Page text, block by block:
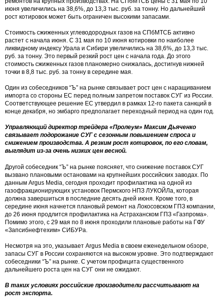
июня увеличились на 38,6%, до 13,3 тыс. руб. за тонну. Но дальнейший
рост котировок может быть ограничен высокими запасами.
Стоимость сжиженных углеводородных газов на СПбМТСБ активно
растет с начала июня. С 31 мая по 10 июня котировки по наиболее
ликвидному индексу Урала и Сибири увеличились на 38,6%, до 13,3 тыс.
руб. за тонну. Это первый резкий рост цен с начала года. До этого
стоимость сжиженных газов планомерно снижалась, достигнув нижней
точки в 8,8 тыс. руб. за тонну в середине мая.
Один из собеседников “Ъ” на рынке связывает рост цен с наращиванием
импорта со стороны ЕС перед полным запретом поставок СУГ из России.
Соответствующее решение ЕС утвердил в рамках 12-го пакета санкций в
конце декабря, но эмбарго предполагает переходный период на один год.
Управляющий директор трейдера «Пролеум» Максим Дьяченко
связывает подорожание СУГ с сезонным повышением спроса и
снижением производства. А резким рост котировок, по его словам,
выглядит из-за очень низких цен весной.
Другой собеседник “Ъ” на рынке поясняет, что снижение поставок СУГ
вызвано плановыми остановами на крупнейших российских заводах. По
данным Argus Media, сегодня проходит профилактика на одной из
газофракционирующих установок Пермского НПЗ ЛУКОЙЛа, которая
должна завершиться в последние десять дней июня. Кроме того, в
середине июня начнется плановый ремонт на Локосовском ГПЗ компании,
до 26 июня продлится профилактика на Астраханском ГПЗ «Газпрома».
Помимо этого, с 29 мая по 8 июня проходили плановые работы на ГФУ
«Запсибнефтехим» СИБУРа.
Несмотря на это, указывает Argus Media в своем еженедельном обзоре,
запасы СУГ в России сохраняются на высоком уровне. Это подтверждают
собеседники “Ъ” на рынке. С учетом профицита существенного
дальнейшего роста цен на СУГ они не ожидают.
В таких условиях российские производители рассчитывают на
рост экспорта.